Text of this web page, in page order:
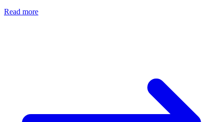
Read more